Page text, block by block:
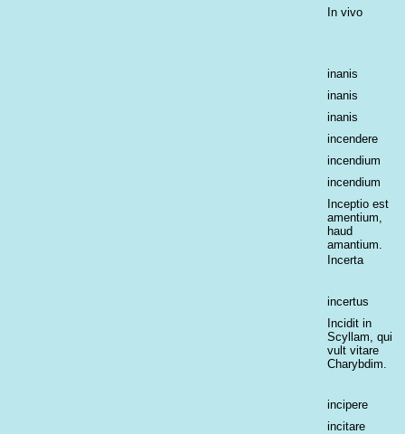
In vivo
inanis
inanis
inanis
incendere
incendium
incendium
Inceptio est
amentium,
haud
amantium.
Incerta
incertus
Incidit in
Scyllam, qui
vult vitare
Charybdim.
incipere
incitare